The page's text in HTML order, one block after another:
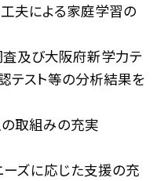
夫による家庭学習の
及び大阪府新学力テ
テスト等の分析結果を
組みの充実
ズに応じた支援の充